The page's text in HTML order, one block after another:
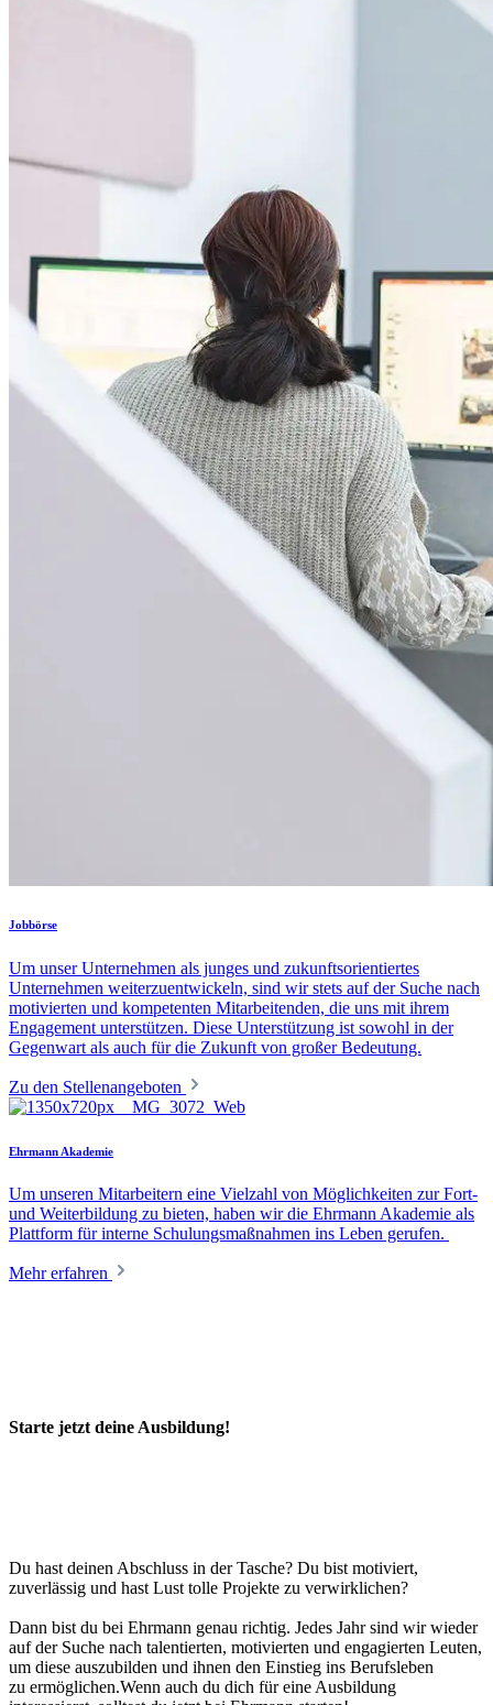
Jobbörse
Um unser Unternehmen als junges und zukunftsorientiertes
Unternehmen weiterzuentwickeln, sind wir stets auf der Suche nach
motivierten und kompetenten Mitarbeitenden, die uns mit ihrem
Engagement unterstützen. Diese Unterstützung ist sowohl in der
Gegenwart als auch für die Zukunft von großer Bedeutung.
Zu den Stellenangeboten
Ehrmann Akademie
Um unseren Mitarbeitern eine Vielzahl von Möglichkeiten zur Fort-
und Weiterbildung zu bieten, haben wir die Ehrmann Akademie als
Plattform für interne Schulungsmaßnahmen ins Leben gerufen.
Mehr erfahren
Starte jetzt deine Ausbildung!
Du hast deinen Abschluss in der Tasche? Du bist motiviert,
zuverlässig und hast Lust tolle Projekte zu verwirklichen?
Dann bist du bei Ehrmann genau richtig. Jedes Jahr sind wir wieder
auf der Suche nach talentierten, motivierten und engagierten Leuten,
um diese auszubilden und ihnen den Einstieg ins Berufsleben
zu ermöglichen.​Wenn auch du dich für eine Ausbildung